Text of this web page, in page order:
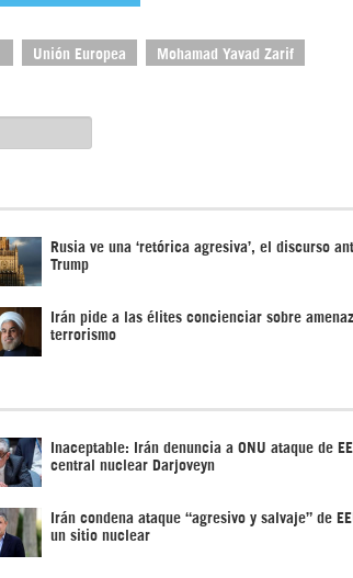
Unión Europea Mohamad Yavad Zarif
Rusia ve una ‘retórica agresiva’, el discurso
Trump
Irán pide a las élites concienciar sobre
terrorismo
Inaceptable: Irán denuncia a ONU ataque de
central nuclear Darjoveyn
Irán condena ataque “agresivo y salvaje” de
un sitio nuclear